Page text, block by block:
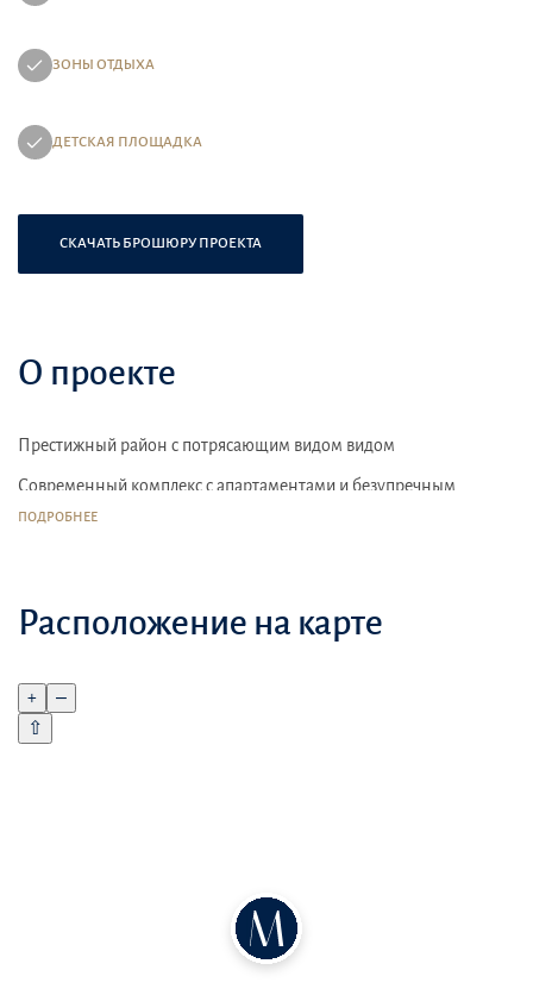
ЗОНЫ ОТДЫХА
ДЕТСКАЯ ПЛОЩАДКА
СКАЧАТЬ БРОШЮРУ ПРОЕКТА
О проекте
Престижный район с потрясающим видом видом
Современный комплекс с апартаментами и безупречным
сервисом
ПОДРОБНЕЕ
Расположение на карте
+
–
⇧